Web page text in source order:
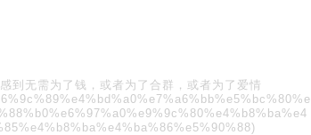
到无需为了钱，或者为了合群，或者为了爱情